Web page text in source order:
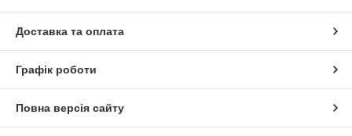
Доставка та оплата
Графік роботи
Повна версія сайту